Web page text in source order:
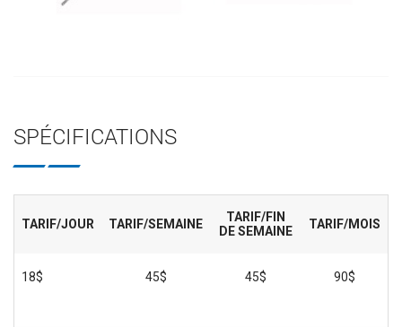
SPÉCIFICATIONS
TARIF/JOUR TARIF/SEMAINE
TARIF/FIN
DE SEMAINE
TARIF/MOIS
18$ 45$ 45$ 90$